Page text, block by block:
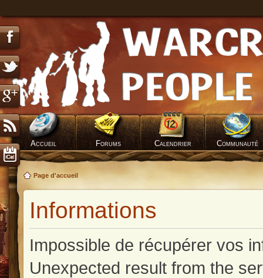
Accueil Forums Calendrier Communauté
Page d'accueil
Informations
Impossible de récupérer vos
Unexpected result from the